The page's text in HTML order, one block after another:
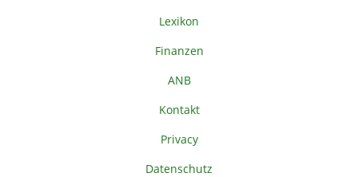
Lexikon
Finanzen
ANB
Kontakt
Privacy
Datenschutz